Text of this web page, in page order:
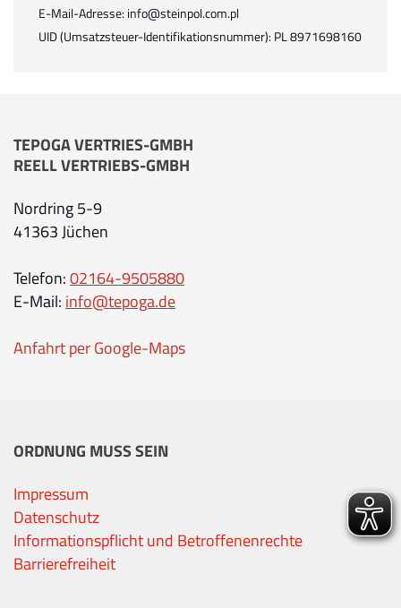
E-Mail-Adresse: info@steinpol.com.pl
UID (Umsatzsteuer-Identifikationsnummer): PL 8971698160
TEPOGA VERTRIES-GMBH
REELL VERTRIEBS-GMBH
Nordring 5-9
41363 Jüchen
Telefon:02164-9505880
E-Mail: info@tepoga.de
Anfahrt per Google-Maps
ORDNUNG MUSS SEIN
Impressum
Datenschutz
Informationspflicht und Betroffenenrechte
Barrierefreiheit